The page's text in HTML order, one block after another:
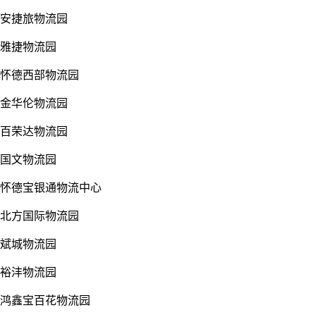
安捷旅物流园
雅捷物流园
怀德西部物流园
金华伦物流园
百荣达物流园
国文物流园
怀德宝银通物流中心
北方国际物流园
斌城物流园
裕沣物流园
鸿鑫宝百花物流园